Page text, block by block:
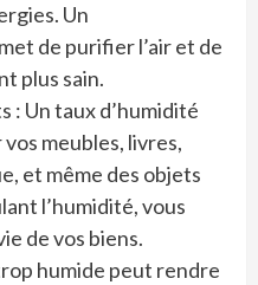
Un
de purifier l’air et de
plus sain.
: Un taux d’humidité
meubles, livres,
et même des objets
l’humidité, vous
de vos biens.
humide peut rendre